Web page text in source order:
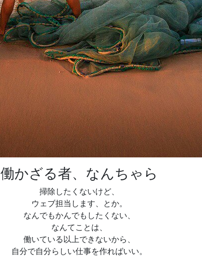
働かざる者、なんちゃら
掃除したくないけど、
ウェブ担当します、とか。
なんでもかんでもしたくない、
なんてことは、
働いている以上できないから、
自分で自分らしい仕事を作ればいい。